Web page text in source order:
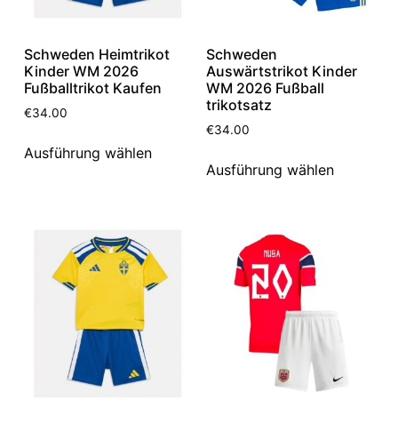
Schweden Heimtrikot
Kinder WM 2026
Fußballtrikot Kaufen
€34.00
Ausführung wählen
Schweden
Auswärtstrikot Kinder
WM 2026 Fußball
trikotsatz
€34.00
Ausführung wählen